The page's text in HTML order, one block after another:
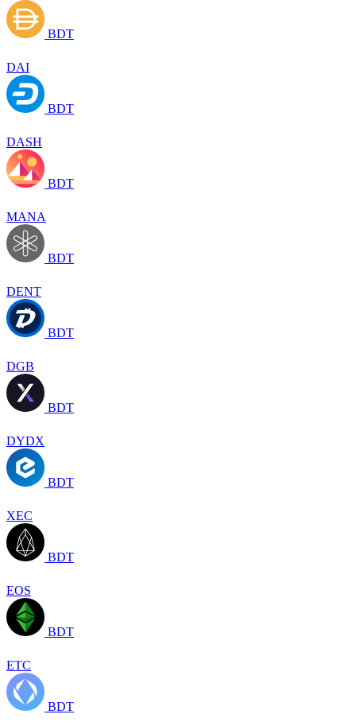
BDT
DAI
BDT
DASH
BDT
MANA
BDT
DENT
BDT
DGB
BDT
DYDX
BDT
XEC
BDT
EOS
BDT
ETC
BDT